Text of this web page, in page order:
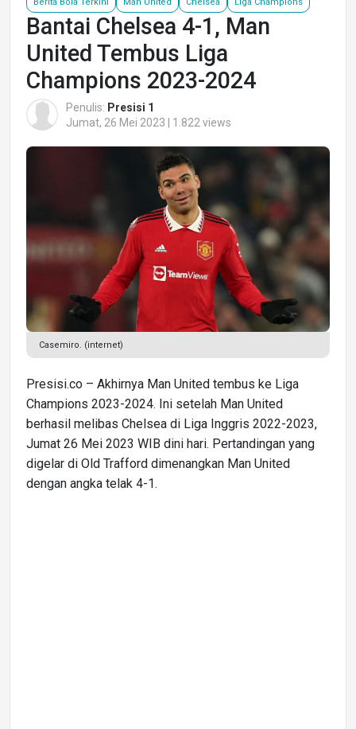
Bantai Chelsea 4-1, Man
United Tembus Liga
Champions 2023-2024
Penulis: Presisi 1
Jumat, 26 Mei 2023 | 1.822 views
Casemiro. (internet)
Presisi.co – Akhirnya Man United tembus ke Liga
Champions 2023-2024. Ini setelah Man United
berhasil melibas Chelsea di Liga Inggris 2022-2023,
Jumat 26 Mei 2023 WIB dini hari. Pertandingan yang
digelar di Old Trafford dimenangkan Man United
dengan angka telak 4-1.